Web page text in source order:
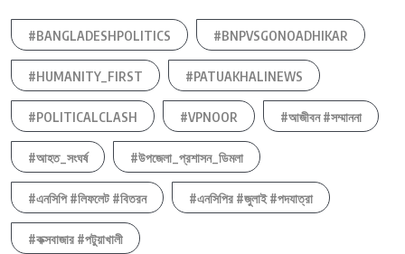
#BANGLADESHPOLITICS #BNPVSGONOADHIKAR
#HUMANITY_FIRST #PATUAKHALINEWS
#POLITICALCLASH #VPNOOR #আজীবন #সম্মাননা
#আহত_সংঘর্ষ #উপজেলা_প্রশাসন_ডিমলা
#এনসিপি #লিফলেট #বিতরন #এনসিপির #জুলাই #পদযাত্রা
#কক্সবাজার #পটুয়াখালী